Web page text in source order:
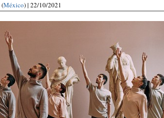
(México) | 22/10/2021